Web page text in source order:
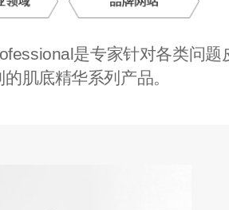
是专家针对各类问题
的肌底精华系列产品。